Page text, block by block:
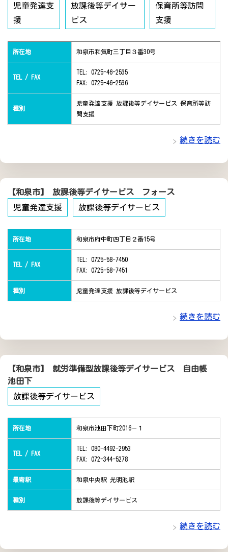
児童発達支
援
放課後等デイサー
ビス
保育所等訪問
支援
所在地 和泉市和気町三丁目３番30号
TEL / FAX
TEL: 0725-46-2535
FAX: 0725-46-2536
種別
児童発達支援 放課後等デイサービス 保育所等訪
問支援
続きを読む
【和泉市】 放課後等デイサービス フォース
児童発達支援
放課後等デイサービス
所在地 和泉市府中町四丁目２番15号
TEL / FAX
TEL: 0725-58-7450
FAX: 0725-58-7451
種別 児童発達支援 放課後等デイサービス
続きを読む
【和泉市】 就労準備型放課後等デイサービス 自由帳
池田下
放課後等デイサービス
所在地 和泉市池田下町2016－１
TEL / FAX
TEL: 080-4492-2953
FAX: 072-344-5278
最寄駅 和泉中央駅 光明池駅
種別 放課後等デイサービス
続きを読む